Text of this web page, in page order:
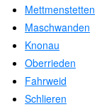
Mettmenstetten
Maschwanden
Knonau
Oberrieden
Fahrweid
Schlieren